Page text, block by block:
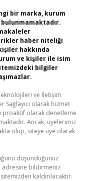
bir marka, kurum
haber niteliği
hakkında
ve kişiler ile isim
bilgiler
ve İletişim
Sağlayıcı olarak hizmet
proaktif olarak denetleme
Ancak, üyelerimiz
olup, siteye üye olarak
düşündüğünüz
adresine bildirmeniz
kaldırılacaktır.